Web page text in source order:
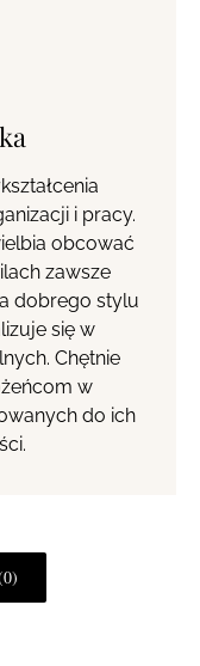
i pracy.
obcować
zawsze
dobrego stylu
się w
Chętnie
w
do ich